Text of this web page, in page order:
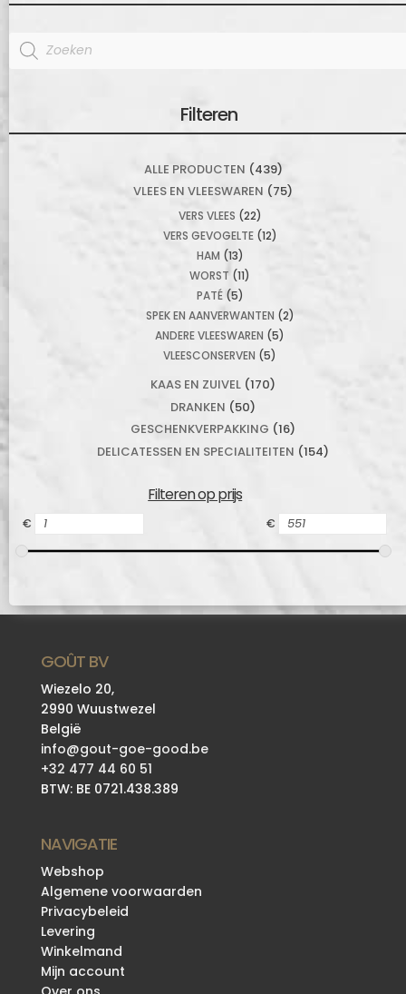
Products
search
Filteren
ALLE PRODUCTEN (439)
VLEES EN VLEESWAREN (75)
VERS VLEES (22)
VERS GEVOGELTE (12)
HAM (13)
WORST (11)
PATÉ (5)
SPEK EN AANVERWANTEN (2)
ANDERE VLEESWAREN (5)
VLEESCONSERVEN (5)
KAAS EN ZUIVEL (170)
DRANKEN (50)
GESCHENKVERPAKKING (16)
DELICATESSEN EN SPECIALITEITEN (154)
Filteren op prijs
€ €
GOÛT BV
Wiezelo 20,
2990 Wuustwezel
België
info@gout-goe-good.be
+32 477 44 60 51
BTW: BE 0721.438.389
NAVIGATIE
Webshop
Algemene voorwaarden
Privacybeleid
Levering
Winkelmand
Mijn account